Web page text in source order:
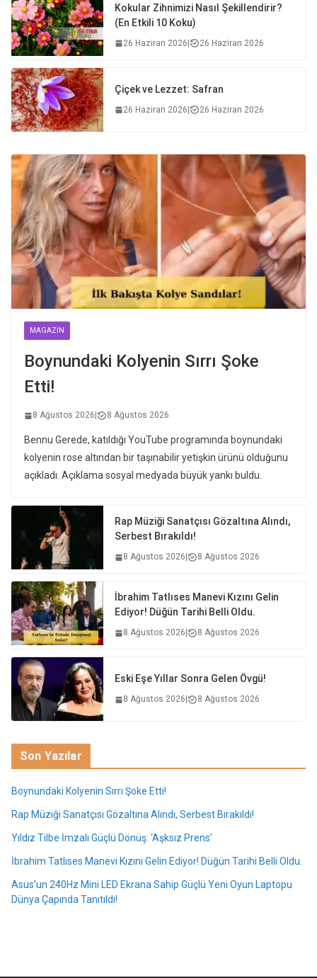
Kokular Zihnimizi Nasıl Şekillendirir?
(En Etkili 10 Koku)
26 Haziran 2026| 26 Haziran 2026
Çiçek ve Lezzet: Safran
26 Haziran 2026| 26 Haziran 2026
MAGAZIN
Boynundaki Kolyenin Sırrı Şoke
Etti!
8 Ağustos 2026 8 Ağustos 2026
Bennu Gerede, katıldığı YouTube programında boynundaki
kolyenin rose altından bir taşınabilir yetişkin ürünü olduğunu
açıkladı. Açıklama sosyal medyada büyük yankı buldu.
Rap Müziği Sanatçısı Gözaltına Alındı,
Serbest Bırakıldı!
8 Ağustos 2026 8 Ağustos 2026
İbrahim Tatlıses Manevi Kızını Gelin
Ediyor! Düğün Tarihi Belli Oldu.
8 Ağustos 2026 8 Ağustos 2026
Eski Eşe Yıllar Sonra Gelen Övgü!
8 Ağustos 2026 8 Ağustos 2026
Son Yazılar
Boynundaki Kolyenin Sırrı Şoke Etti!
Rap Müziği Sanatçısı Gözaltına Alındı, Serbest Bırakıldı!
Yıldız Tilbe İmzalı Güçlü Dönüş: ‘Aşksız Prens’
İbrahim Tatlıses Manevi Kızını Gelin Ediyor! Düğün Tarihi Belli Oldu.
Asus’un 240Hz Mini LED Ekrana Sahip Güçlü Yeni Oyun Laptopu
Dünya Çapında Tanıtıldı!